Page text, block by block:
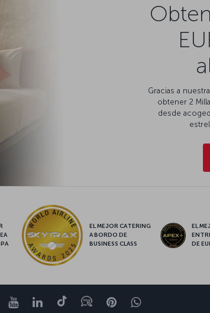
Gracias a
obtener 2
desde
EL MEJOR CATERING
A BORDO DE
BUSINESS CLASS
EL
DE
YouTubeLinkedIn
TikTokBlogPinterestWhatsApp